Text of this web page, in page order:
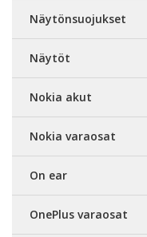
Näytönsuojukset
Näytöt
Nokia akut
Nokia varaosat
On ear
OnePlus varaosat